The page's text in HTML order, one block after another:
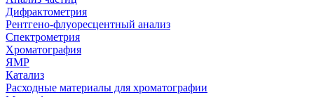
Дифрактометрия
Рентгено-флуоресцентный анализ
Спектрометрия
Хроматография
ЯМР
Катализ
Расходные материалы для хроматографии